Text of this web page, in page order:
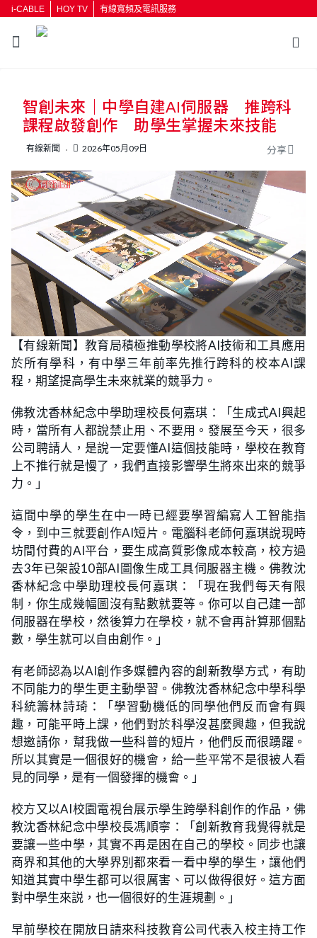
i-CABLE HOY TV 有線寬頻及電訊服務
按輸入鍵開始搜尋
智創未來｜中學自建AI伺服器 推跨科
課程啟發創作 助學生掌握未來技能
有線新聞 2026年05月09日 分享
U
n
m
t
e
L
o
a
d
e
d
:
1
4
3
%
【有線新聞】教育局積極推動學校將AI技術和工具應用
於所有學科，有中學三年前率先推行跨科的校本AI課
程，期望提高學生未來就業的競爭力。
佛教沈香林紀念中學助理校長何嘉琪：「生成式AI興起
時，當所有人都說禁止用、不要用。發展至今天，很多
公司聘請人，是說一定要懂AI這個技能時，學校在教育
上不推行就是慢了，我們直接影響學生將來出來的競爭
力。」
這間中學的學生在中一時已經要學習編寫人工智能指
令，到中三就要創作AI短片。電腦科老師何嘉琪說現時
坊間付費的AI平台，要生成高質影像成本較高，校方過
去3年已架設10部AI圖像生成工具伺服器主機。佛教沈
香林紀念中學助理校長何嘉琪：「現在我們每天有限
制，你生成幾幅圖沒有點數就要等。你可以自己建一部
伺服器在學校，然後算力在學校，就不會再計算那個點
數，學生就可以自由創作。」
有老師認為以AI創作多媒體內容的創新教學方式，有助
不同能力的學生更主動學習。佛教沈香林紀念中學科學
科統籌林詩琦：「學習動機低的同學他們反而會有興
趣，可能平時上課，他們對於科學沒甚麼興趣，但我說
想邀請你，幫我做一些科普的短片，他們反而很踴躍。
所以其實是一個很好的機會，給一些平常不是很被人看
見的同學，是有一個發揮的機會。」
校方又以AI校園電視台展示學生跨學科創作的作品，佛
教沈香林紀念中學校長馮順寧：「創新教育我覺得就是
要讓一些中學，其實不再是困在自己的學校。同步也讓
商界和其他的大學界別都來看一看中學的學生，讓他們
知道其實中學生都可以很厲害、可以做得很好。這方面
對中學生來説，也一個很好的生涯規劃。」
早前學校在開放日請來科技教育公司代表入校主持工作